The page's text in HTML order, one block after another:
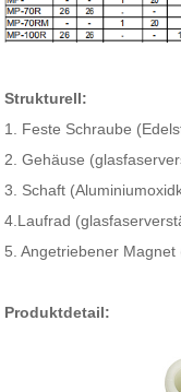
Strukturell:
1. Feste Schraube
2. Gehäuse
3. Schaft
4.Laufrad
5. Angetriebener Magnet
Produktdetail: